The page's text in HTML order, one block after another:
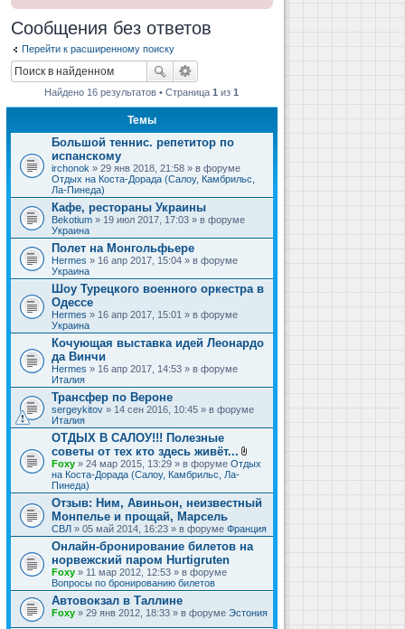
Сообщения без ответов
Перейти к расширенному поиску
Найдено 16 результатов • Страница1 из1
Темы
Большой теннис. репетитор по
испанскому
irchonok » 29 янв 2018, 21:58 » в форуме
Отдых на Коста-Дорада (Салоу, Камбрильс,
Ла-Пинеда)
Кафе, рестораны Украины
Bekotium » 19 июл 2017, 17:03 » в форуме
Украина
Полет на Монгольфьере
Hermes » 16 апр 2017, 15:04 » в форуме
Украина
Шоу Турецкого военного оркестра в
Одессе
Hermes » 16 апр 2017, 15:01 » в форуме
Украина
Кочующая выставка идей Леонардо
да Винчи
Hermes » 16 апр 2017, 14:53 » в форуме
Италия
Трансфер по Вероне
sergeykitov » 14 сен 2016, 10:45 » в форуме
Италия
ОТДЫХ В САЛОУ!!! Полезные
советы от тех кто здесь живёт...
В
л
ж
е
и
я
Foxy » 24 мар 2015, 13:29 » в форуме Отдых
на Коста-Дорада (Салоу, Камбрильс, Ла-
Пинеда)
Отзыв: Ним, Авиньон, неизвестный
Монпелье и прощай, Марсель
СВЛ » 05 май 2014, 16:23 » в форуме Франция
Онлайн-бронирование билетов на
норвежский паром Hurtigruten
Foxy » 11 мар 2012, 12:53 » в форуме
Вопросы по бронированию билетов
Автовокзал в Таллине
Foxy » 29 янв 2012, 18:33 » в форуме Эстония